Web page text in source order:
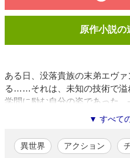
原作小説の
ある日、没落貴族の末弟エヴ
る……それは、未知の技術で溢
学問に励む自分の姿であった
数式からなるそれを、何故か
は、一念発起。魔力ベクトル
て昇華！ やがて獣人メイドの
は、危険な剣と魔法の世界で
▼ すべて
異世界 アクション